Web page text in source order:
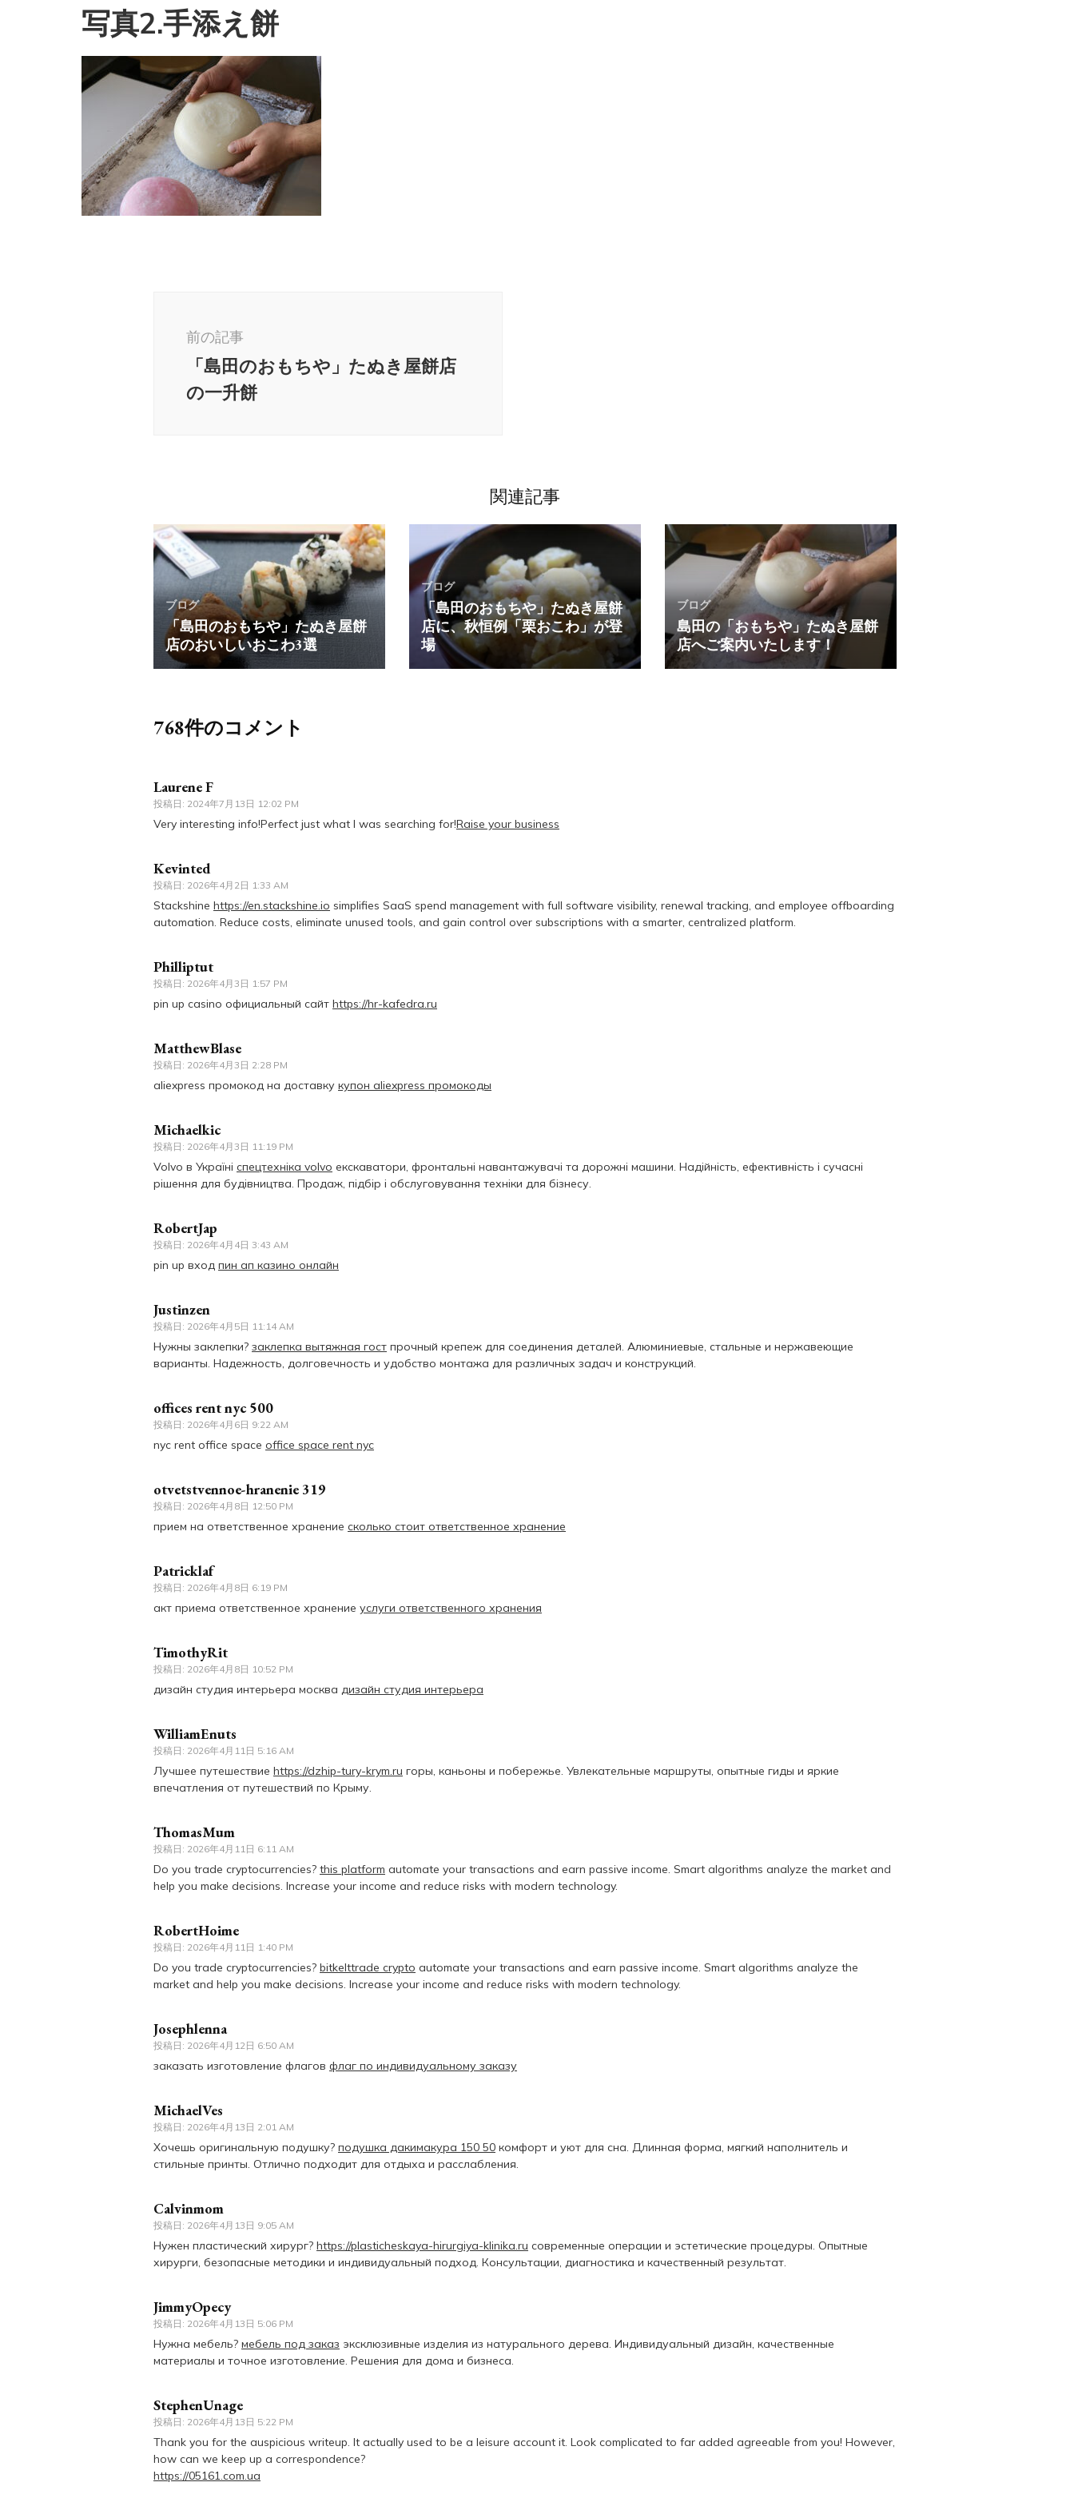
写真2.手添え餅
前の記事
「島田のおもちや」たぬき屋餅店
の一升餅
関連記事
ブログ
「島田のおもちや」たぬき屋餅
店のおいしいおこわ3選
ブログ
「島田のおもちや」たぬき屋餅
店に、秋恒例「栗おこわ」が登
場
ブログ
島田の「おもちや」たぬき屋餅
店へご案内いたします！
768件のコメント
Laurene F
投稿日: 2024年7月13日 12:02 PM
Very interesting info!Perfect just what I was searching for!Raise your business
Kevinted
投稿日: 2026年4月2日 1:33 AM
Stackshine https://en.stackshine.io simplifies SaaS spend management with full software visibility, renewal tracking, and employee offboarding
automation. Reduce costs, eliminate unused tools, and gain control over subscriptions with a smarter, centralized platform.
Philliptut
投稿日: 2026年4月3日 1:57 PM
pin up casino официальный сайт https://hr-kafedra.ru
MatthewBlase
投稿日: 2026年4月3日 2:28 PM
aliexpress промокод на доставку купон aliexpress промокоды
Michaelkic
投稿日: 2026年4月3日 11:19 PM
Volvo в Україні спецтехніка volvo екскаватори, фронтальні навантажувачі та дорожні машини. Надійність, ефективність і сучасні
рішення для будівництва. Продаж, підбір і обслуговування техніки для бізнесу.
RobertJap
投稿日: 2026年4月4日 3:43 AM
pin up вход пин ап казино онлайн
Justinzen
投稿日: 2026年4月5日 11:14 AM
Нужны заклепки? заклепка вытяжная гост прочный крепеж для соединения деталей. Алюминиевые, стальные и нержавеющие
варианты. Надежность, долговечность и удобство монтажа для различных задач и конструкций.
offices rent nyc 500
投稿日: 2026年4月6日 9:22 AM
nyc rent office space office space rent nyc
otvetstvennoe-hranenie 319
投稿日: 2026年4月8日 12:50 PM
прием на ответственное хранение сколько стоит ответственное хранение
Patricklaf
投稿日: 2026年4月8日 6:19 PM
акт приема ответственное хранение услуги ответственного хранения
TimothyRit
投稿日: 2026年4月8日 10:52 PM
дизайн студия интерьера москва дизайн студия интерьера
WilliamEnuts
投稿日: 2026年4月11日 5:16 AM
Лучшее путешествие https://dzhip-tury-krym.ru горы, каньоны и побережье. Увлекательные маршруты, опытные гиды и яркие
впечатления от путешествий по Крыму.
ThomasMum
投稿日: 2026年4月11日 6:11 AM
Do you trade cryptocurrencies? this platform automate your transactions and earn passive income. Smart algorithms analyze the market and
help you make decisions. Increase your income and reduce risks with modern technology.
RobertHoime
投稿日: 2026年4月11日 1:40 PM
Do you trade cryptocurrencies? bitkelttrade crypto automate your transactions and earn passive income. Smart algorithms analyze the
market and help you make decisions. Increase your income and reduce risks with modern technology.
Josephlenna
投稿日: 2026年4月12日 6:50 AM
заказать изготовление флагов флаг по индивидуальному заказу
MichaelVes
投稿日: 2026年4月13日 2:01 AM
Хочешь оригинальную подушку? подушка дакимакура 150 50 комфорт и уют для сна. Длинная форма, мягкий наполнитель и
стильные принты. Отлично подходит для отдыха и расслабления.
Calvinmom
投稿日: 2026年4月13日 9:05 AM
Нужен пластический хирург? https://plasticheskaya-hirurgiya-klinika.ru современные операции и эстетические процедуры. Опытные
хирурги, безопасные методики и индивидуальный подход. Консультации, диагностика и качественный результат.
JimmyOpecy
投稿日: 2026年4月13日 5:06 PM
Нужна мебель? мебель под заказ эксклюзивные изделия из натурального дерева. Индивидуальный дизайн, качественные
материалы и точное изготовление. Решения для дома и бизнеса.
StephenUnage
投稿日: 2026年4月13日 5:22 PM
Thank you for the auspicious writeup. It actually used to be a leisure account it. Look complicated to far added agreeable from you! However,
how can we keep up a correspondence?
https://05161.com.ua